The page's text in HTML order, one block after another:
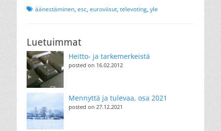
Tagsäänestäminen, esc, euroviisut, televoting, yle
Luetuimmat
Heitto- ja tarkemerkeistä
posted on 16.02.2012
Mennyttä ja tulevaa, osa 2021
posted on 27.12.2021